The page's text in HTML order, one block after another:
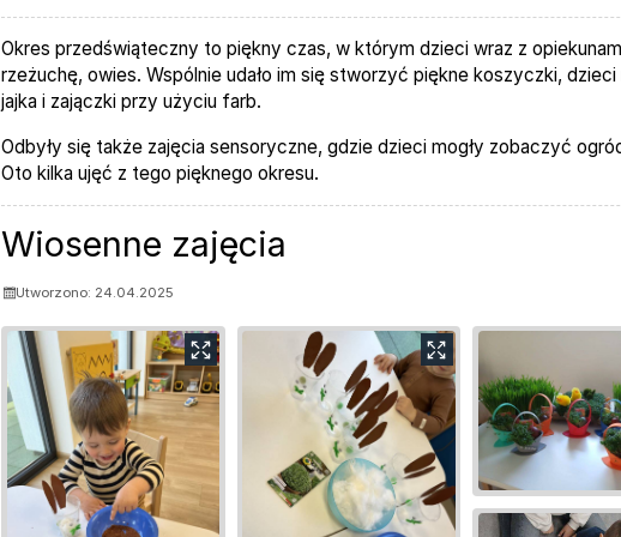
Okres przedświąteczny to piękny czas, w którym dzieci wraz z
rzeżuchę, owies. Wspólnie udało im się stworzyć piękne koszyczki, dzieci
jajka i zajączki przy użyciu farb.
Odbyły się także zajęcia sensoryczne, gdzie dzieci mogły zobaczyć
Oto kilka ujęć z tego pięknego okresu.
Wiosenne zajęcia
Utworzono: 24.04.2025